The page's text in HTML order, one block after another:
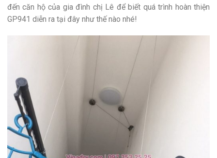
đến căn hộ của gia đình chị Lê để biết quá trình hoàn thiện
GP941 diễn ra tại đây như thế nào nhé!